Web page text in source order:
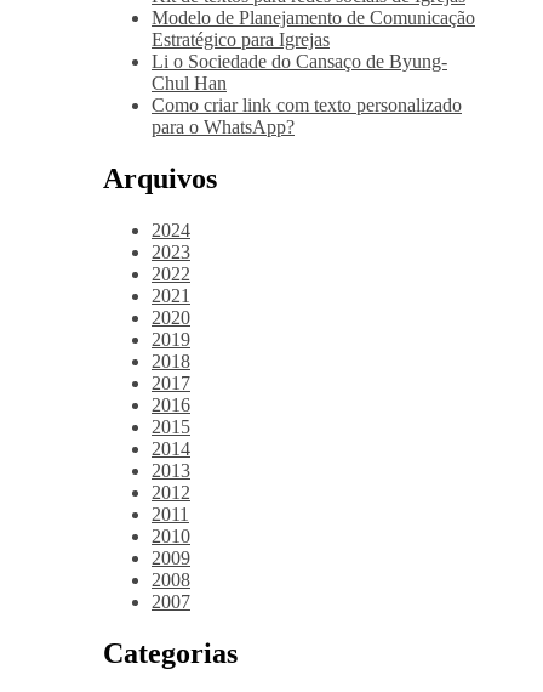
Modelo de Planejamento de Comunicação
Estratégico para Igrejas
Li o Sociedade do Cansaço de Byung-
Chul Han
Como criar link com texto personalizado
para o WhatsApp?
Arquivos
2024
2023
2022
2021
2020
2019
2018
2017
2016
2015
2014
2013
2012
2011
2010
2009
2008
2007
Categorias